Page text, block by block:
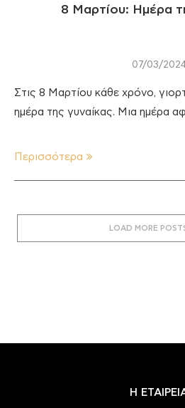
8 Μαρτίου: Ημέρα
07/03/
Στις 8 Μαρτίου κάθε χρόνο,
ημέρα της γυναίκας. Μια ημέρα
Περισσότερα
LOAD MORE
Η